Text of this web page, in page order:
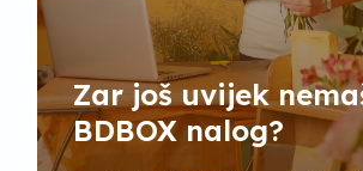
Zar još uvijek
BDBOX nalog?